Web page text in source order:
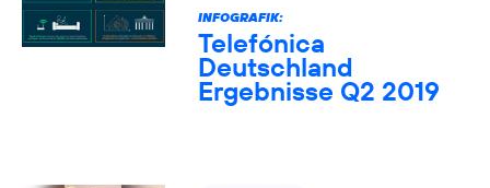
INFOGRAFIK:
Telefónica
Deutschland
Ergebnisse Q2 2019